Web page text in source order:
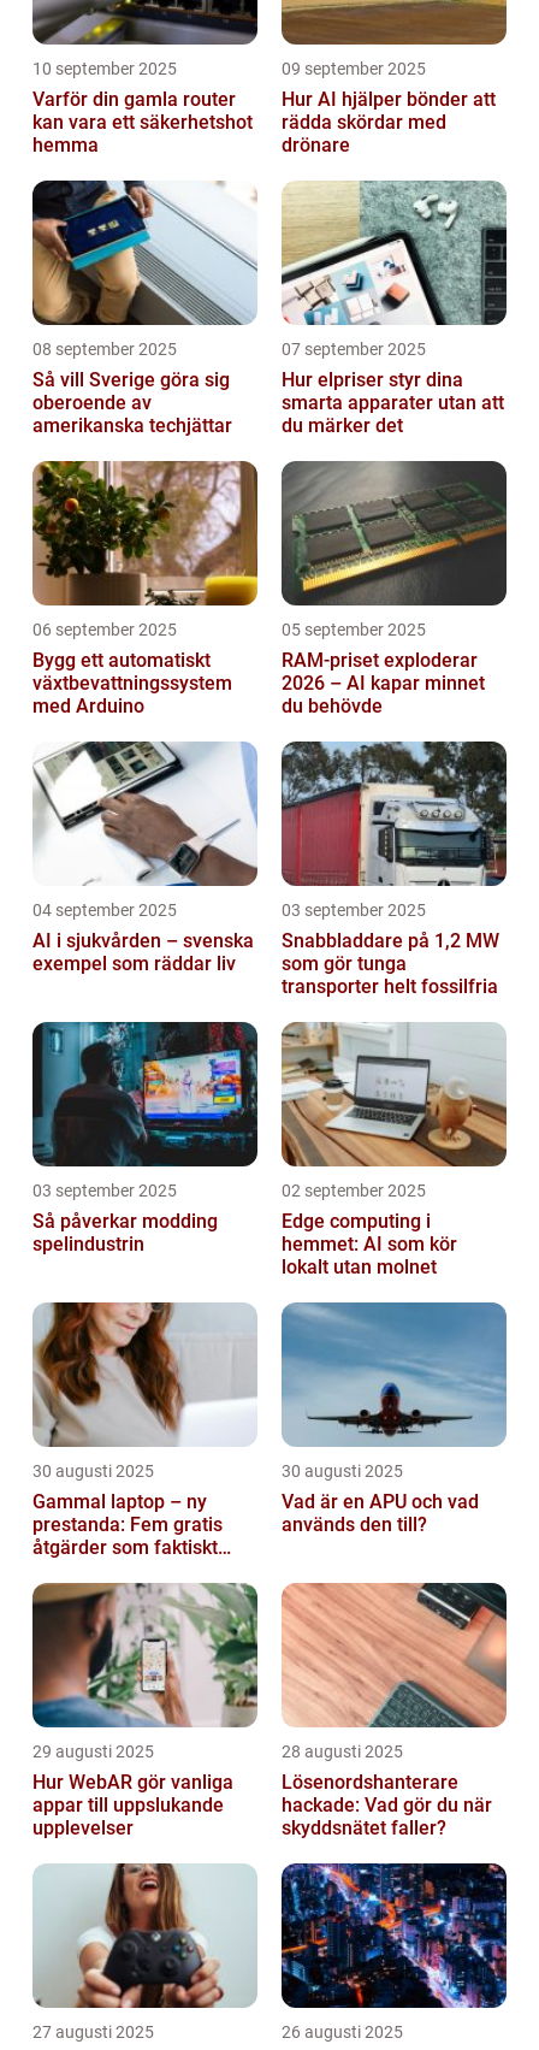
10 september 2025
Varför din gamla router
kan vara ett säkerhetshot
hemma
09 september 2025
Hur AI hjälper bönder att
rädda skördar med
drönare
08 september 2025
Så vill Sverige göra sig
oberoende av
amerikanska techjättar
07 september 2025
Hur elpriser styr dina
smarta apparater utan att
du märker det
06 september 2025
Bygg ett automatiskt
växtbevattningssystem
med Arduino
05 september 2025
RAM-priset exploderar
2026 – AI kapar minnet
du behövde
04 september 2025
AI i sjukvården – svenska
exempel som räddar liv
03 september 2025
Snabbladdare på 1,2 MW
som gör tunga
transporter helt fossilfria
03 september 2025
Så påverkar modding
spelindustrin
02 september 2025
Edge computing i
hemmet: AI som kör
lokalt utan molnet
30 augusti 2025
Gammal laptop – ny
prestanda: Fem gratis
åtgärder som faktiskt
30 augusti 2025
Vad är en APU och vad
används den till?
29 augusti 2025
Hur WebAR gör vanliga
appar till uppslukande
upplevelser
28 augusti 2025
Lösenordshanterare
hackade: Vad gör du när
skyddsnätet faller?
27 augusti 2025 26 augusti 2025